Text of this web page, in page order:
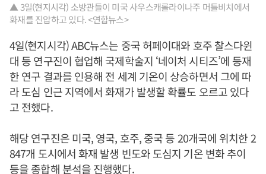
▲ 3일(현지시각) 소방관들이 미국 사우스캐롤라이나주 머틀비치에서
화재를 진압하고 있다. <연합뉴스>
4일(현지시각) ABC뉴스는 중국 허페이대와 호주 찰스다윈
대 등 연구진이 협업해 국제학술지 ‘네이처 시티즈’에 등재
한 연구 결과를 인용해 전 세계 기온이 상승하면서 그에 따
라 도심 인근 지역에서 화재가 발생할 확률도 오르고 있다
고 전했다.
해당 연구진은 미국, 영국, 호주, 중국 등 20개국에 위치한 2
847개 도시에서 화재 발생 빈도와 도심지 기온 변화 추이
등을 종합해 분석을 진행했다.